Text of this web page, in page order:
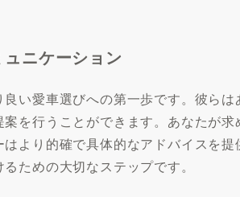
ニケーション
い愛車選びへの第一歩です。彼ら
を行うことができます。あなたが求
より的確で具体的なアドバイスを提
ための大切なステップです。